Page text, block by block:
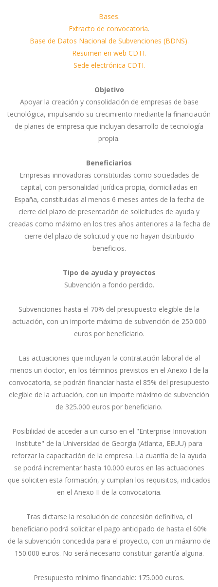
Bases.
Extracto de convocatoria.
Base de Datos Nacional de Subvenciones (BDNS).
Resumen en web CDTI.
Sede electrónica CDTI.
Objetivo
Apoyar la creación y consolidación de empresas de base
tecnológica, impulsando su crecimiento mediante la financiación
de planes de empresa que incluyan desarrollo de tecnología
propia.
Beneficiarios
Empresas innovadoras constituidas como sociedades de
capital, con personalidad jurídica propia, domiciliadas en
España, constituidas al menos 6 meses antes de la fecha de
cierre del plazo de presentación de solicitudes de ayuda y
creadas como máximo en los tres años anteriores a la fecha de
cierre del plazo de solicitud y que no hayan distribuido
beneficios.
Tipo de ayuda y proyectos
Subvención a fondo perdido.
Subvenciones hasta el 70% del presupuesto elegible de la
actuación, con un importe máximo de subvención de 250.000
euros por beneficiario.
Las actuaciones que incluyan la contratación laboral de al
menos un doctor, en los términos previstos en el Anexo I de la
convocatoria, se podrán financiar hasta el 85% del presupuesto
elegible de la actuación, con un importe máximo de subvención
de 325.000 euros por beneficiario.
Posibilidad de acceder a un curso en el "Enterprise Innovation
Institute" de la Universidad de Georgia (Atlanta, EEUU) para
reforzar la capacitación de la empresa. La cuantía de la ayuda
se podrá incrementar hasta 10.000 euros en las actuaciones
que soliciten esta formación, y cumplan los requisitos, indicados
en el Anexo II de la convocatoria.
Tras dictarse la resolución de concesión definitiva, el
beneficiario podrá solicitar el pago anticipado de hasta el 60%
de la subvención concedida para el proyecto, con un máximo de
150.000 euros. No será necesario constituir garantía alguna.
Presupuesto mínimo financiable: 175.000 euros.